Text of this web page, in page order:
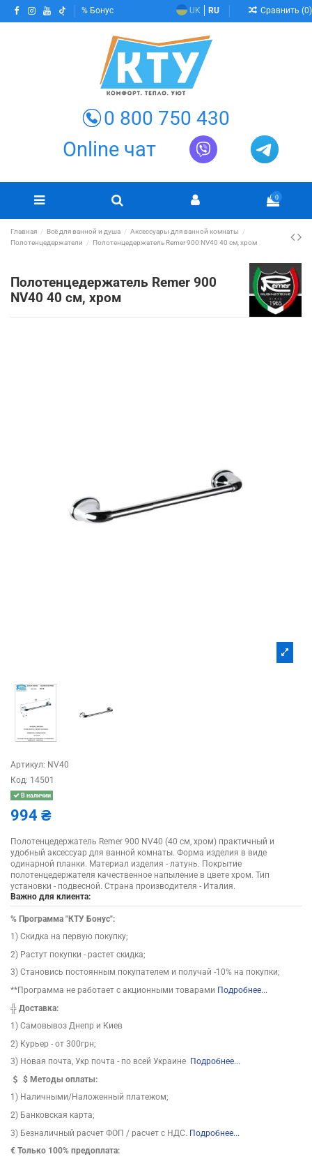
Бонус UK RU Сравнить (0)
0 800 750 430
Online чат
0
Главная Всё для ванной и душа
Аксессуары для ванной комнаты
Полотенцедержатели
Полотенцедержатель Remer 900 NV40 40 см, хром
Полотенцедержатель Remer 900
NV40 40 см, хром
Артикул: NV40
Код: 14501
В наличии
994 ₴
Полотенцедержатель Remer 900 NV40 (40 см, хром) практичный и
удобный аксессуар для ванной комнаты. Форма изделия в виде
одинарной планки. Материал изделия - латунь. Покрытие
полотенцедержателя качественное напыление в цвете хром. Тип
установки - подвесной. Страна производителя - Италия.
Важно для клиента:
% Программа "КТУ Бонус":
1) Скидка на первую покупку;
2) Растут покупки - растет скидка;
3) Становись постоянным покупателем и получай -10% на покупки;
**Программа не работает с акционными товарами Подробнее...
╬ Доставка:
1) Самовывоз Днепр и Киев
2) Курьер - от 300грн;
3) Новая почта, Укр почта - по всей Украине Подробнее...
$Методы оплаты:
1) Наличными/Наложенный платежом;
2) Банковская карта;
3) Безналичный расчет ФОП / расчет с НДС. Подробнее...
€ Только 100% предоплата: